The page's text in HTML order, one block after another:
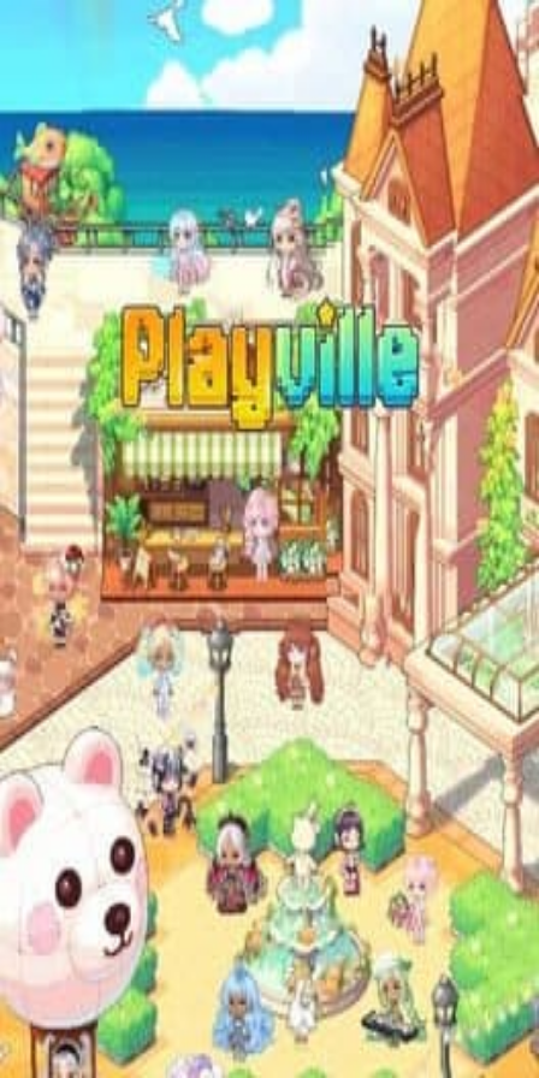
ИгрыФильмыВселенные
Игры/Skybound
Skybound2000
Walking Dead: Social Game
Дата выхода
8 декабря 2000 г.
Вселенная
Skybound
Платформы
Facebook PC
← Все игры
©2026 HeroFeed
Telegram-каналПолитика конфиденциальности